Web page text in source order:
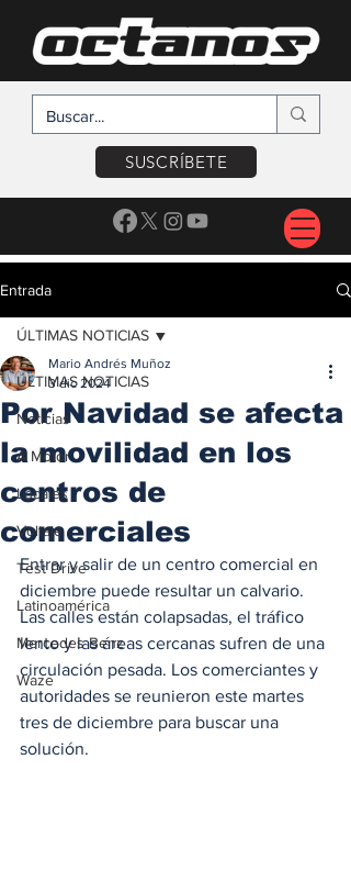
SUSCRÍBETE
Entrada
ÚLTIMAS NOTICIAS
Noticias
A Motor
Locales
Voltaje
Test Drive
Latinoamérica
Mercedes Benz
Waze
ÚLTIMAS NOTICIAS
Por Navidad se afecta
la movilidad en los
centros de
comerciales
Mario Andrés Muñoz
3 dic 2024
Entrar y salir de un centro comercial en
diciembre puede resultar un calvario.
Las calles están colapsadas, el tráfico
lento y las áreas cercanas sufren de una
circulación pesada. Los comerciantes y
autoridades se reunieron este martes
tres de diciembre para buscar una
solución.